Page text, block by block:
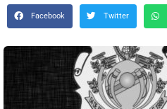
Facebook Twitter